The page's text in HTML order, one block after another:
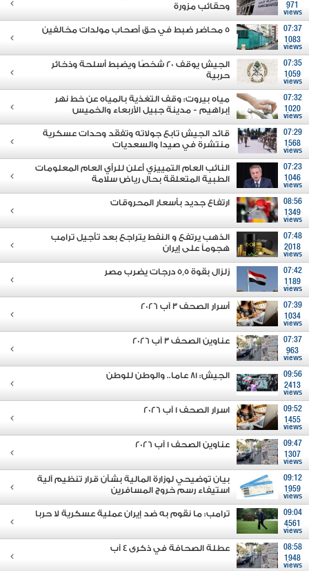
971
views
وحقائب مزورة
07:37
1083
views
5 محاضر ضبط في حق أصحاب مولدات مخالفين
07:35
1059
views
الجيش يوقف 20 شخصًا ويضبط أسلحة وذخائر
حربية
07:32
1020
views
مياه بيروت: وقف التغذية بالمياه عن خط نهر
إبراهيم - مدينة جبيل الأربعاء والخميس
07:29
1568
views
قائد الجيش تابع جولاته وتفقَد وحدات عسكرية
منتشرة في صيدا والسعديات
07:23
1046
views
النائب العام التمييزي أعلن للرأي العام المعلومات
الطبية المتعلقة بحال رياض سلامة
08:56
1349
views
ارتفاع جديد بأسعار المحروقات
07:48
2018
views
الذهب يرتفع و النفط يتراجع بعد تأجيل ترامب
هجوماً على إيران
07:42
1189
views
زلزال بقوة 5,5 درجات يضرب مصر
07:39
1034
views
أسرار الصحف 3 آب 2026
07:37
963
views
عناوين الصحف 3 آب 2026
09:56
2413
views
الجيش: 81 عاما.. والوطن للوطن
09:52
1455
views
اسرار الصحف 1 آب 2026
09:47
1307
views
عناوين الصحف 1 آب 2026
09:12
1959
views
بيان توضيحي لوزارة المالية بشأن قرار تنظيم آلية
استيفاء رسم خروج المسافرين
09:04
4561
views
ترامب: ما نقوم به ضد إيران عملية عسكرية لا حربا
08:58
1948
views
عطلة الصحافة في ذكرى ٤ آب